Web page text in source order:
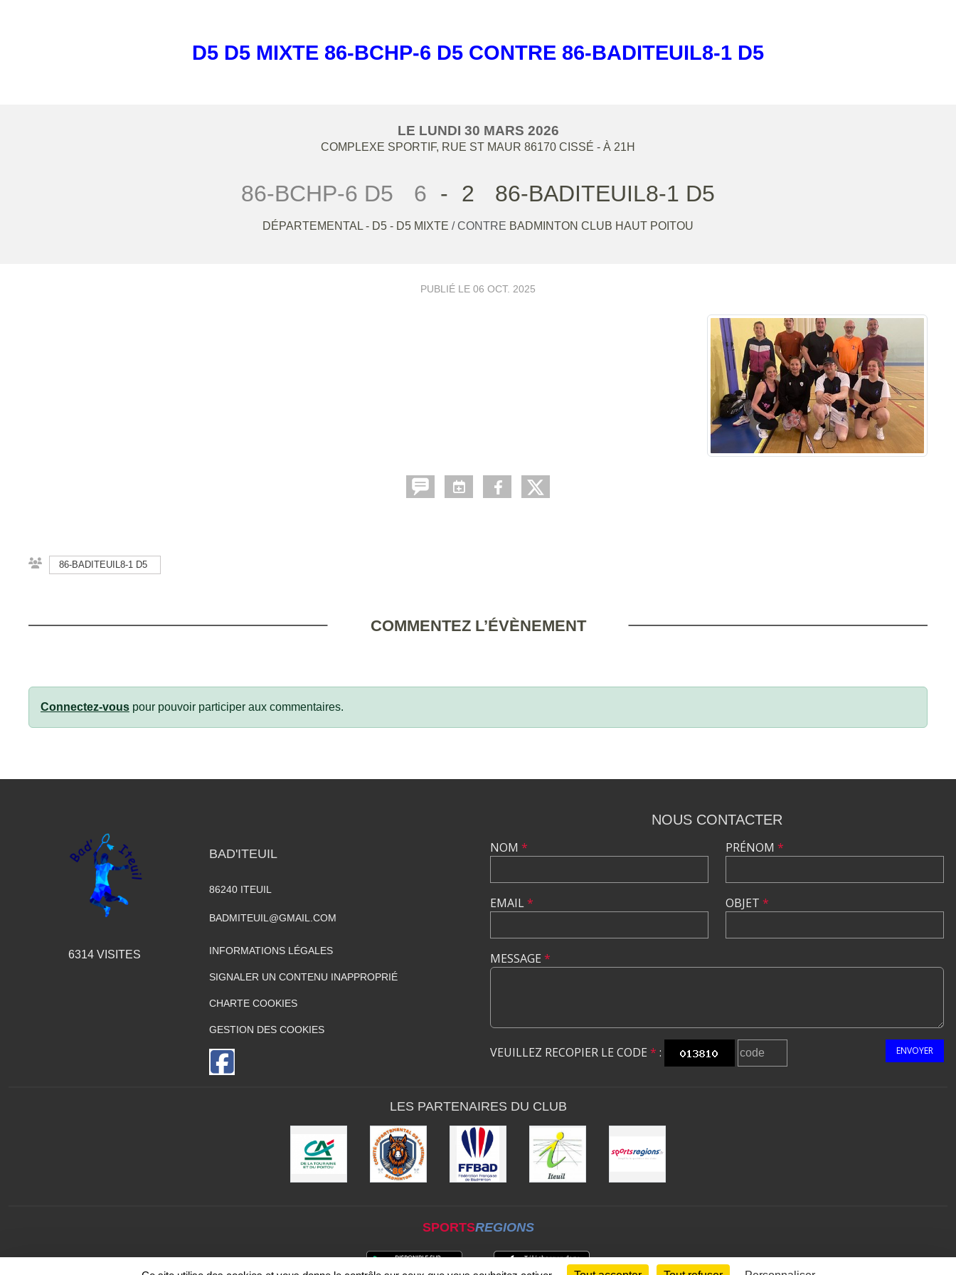
D5 D5 MIXTE 86-BCHP-6 D5 CONTRE 86-BADITEUIL8-1 D5
LE LUNDI 30 MARS 2026
COMPLEXE SPORTIF, RUE ST MAUR 86170 CISSÉ - À 21H
86-BCHP-6 D5 6 - 2 86-BADITEUIL8-1 D5
DÉPARTEMENTAL - D5 - D5 MIXTE / CONTRE BADMINTON CLUB HAUT POITOU
PUBLIÉ LE 06 OCT. 2025
86-BADITEUIL8-1 D5
COMMENTEZ L’ÉVÈNEMENT
Connectez-vous pour pouvoir participer aux commentaires.
6314 VISITES
BAD'ITEUIL
86240 ITEUIL
BADMITEUIL@GMAIL.COM
INFORMATIONS LÉGALES
SIGNALER UN CONTENU INAPPROPRIÉ
CHARTE COOKIES
GESTION DES COOKIES
NOUS CONTACTER
NOM *
EMAIL*
PRÉNOM *
OBJET *
MESSAGE *
VEUILLEZ RECOPIER LE CODE * : ENVOYER
LES PARTENAIRES DU CLUB
SPORTSREGIONS